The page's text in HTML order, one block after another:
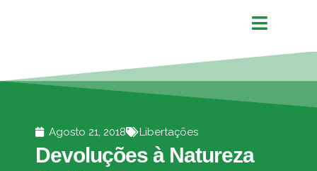
Agosto 21, 2018 Libertações
Devoluções à Natureza